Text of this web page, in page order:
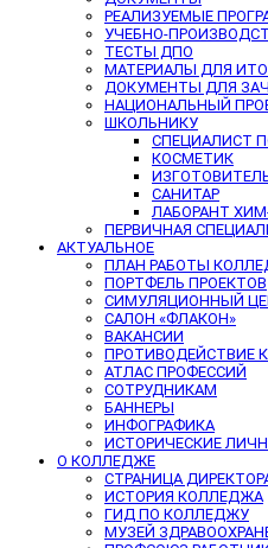
РЕАЛИЗУЕМЫЕ
УЧЕБНО-
ТЕСТЫ ДПО
МАТЕРИАЛЫ ДЛЯ
ДОКУМЕНТЫ ДЛЯ
НАЦИОНАЛЬНЫЙ
ШКОЛЬНИКУ
СПЕЦИАЛИСТ
КОСМЕТИК
САНИТАР
ЛАБОРАНТ
ПЕРВИЧНАЯ
АКТУАЛЬНОЕ
ПЛАН РАБОТЫ
ПОРТФЕЛЬ ПРОЕКТОВ
СИМУЛЯЦИОННЫЙ
САЛОН «ФЛАКОН»
ВАКАНСИИ
ПРОТИВОДЕЙСТВИЕ
АТЛАС ПРОФЕССИЙ
СОТРУДНИКАМ
БАННЕРЫ
ИНФОГРАФИКА
ИСТОРИЧЕСКИЕ
О КОЛЛЕДЖЕ
СТРАНИЦА
ИСТОРИЯ КОЛЛЕДЖА
ГИД ПО КОЛЛЕДЖУ
МУЗЕЙ